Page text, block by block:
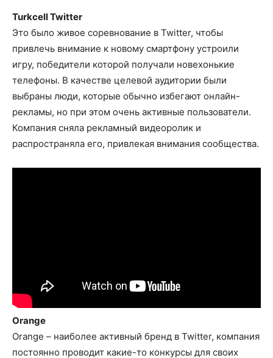
TurkcellTwitter
Это было живое соревнование в Twitter, чтобы
привлечь внимание к новому смартфону устроили
игру, победители которой получали новехонькие
телефоны. В качестве целевой аудитории были
выбраны люди, которые обычно избегают онлайн-
рекламы, но при этом очень активные пользователи.
Компания сняла рекламный видеоролик и
распространяла его, привлекая внимания сообщества.
Orange
Orange – наиболее активный бренд в Twitter, компания
постоянно проводит какие-то конкурсы для своих